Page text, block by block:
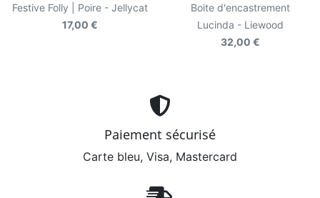
Festive Folly | Poire - Jellycat
17,00 €
Boite d'encastrement
Lucinda - Liewood
32,00 €
Paiement sécurisé
Carte bleu, Visa, Mastercard